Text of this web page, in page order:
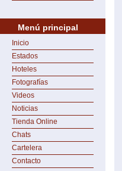
Menú principal
Inicio
Estados
Hoteles
Fotografías
Videos
Noticias
Tienda Online
Chats
Cartelera
Contacto